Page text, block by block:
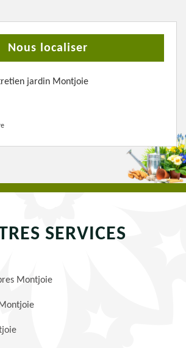
Nous localiser
jardin Montjoie
SERVICES
Montjoie